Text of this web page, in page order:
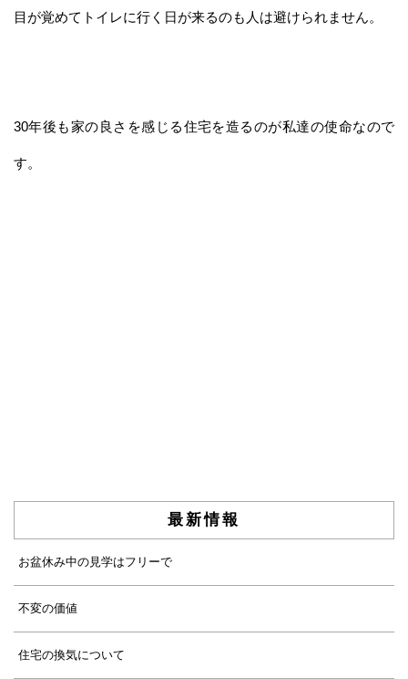
目が覚めてトイレに行く日が来るのも人は避けられません。
30年後も家の良さを感じる住宅を造るのが私達の使命なので
す。
最新情報
お盆休み中の見学はフリーで
不変の価値
住宅の換気について